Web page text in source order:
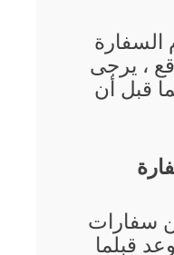
السفارة
، يرجى
قبل أن
سفارات
قبلما